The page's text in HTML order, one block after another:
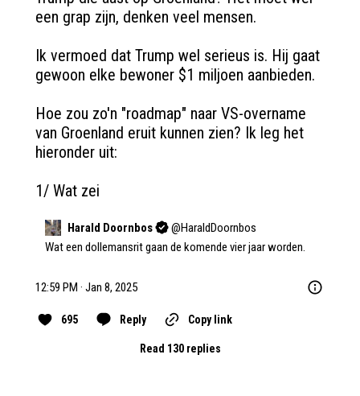
een grap zijn, denken veel mensen.
Ik vermoed dat Trump wel serieus is. Hij gaat
gewoon elke bewoner $1 miljoen aanbieden.
Hoe zou zo'n "roadmap" naar VS-overname
van Groenland eruit kunnen zien? Ik leg het
hieronder uit:
1/ Wat zei
Harald Doornbos @HaraldDoornbos
Wat een dollemansrit gaan de komende vier jaar worden.
12:59 PM · Jan 8, 2025
695 Reply Copy link
Read 130 replies